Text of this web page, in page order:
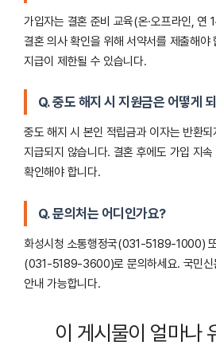
가입자는 결혼 준비 교육(온·오프라인, 연
결혼 의사 확인을 위해 서약서를 제출해야
지급이 제한될 수 있습니다.
Q. 중도 해지 시 지원금은 어떻게
중도 해지 시 본인 적립금과 이자는 반환
지급되지 않습니다. 결혼 후에도 가입 지
확인해야 합니다.
Q. 문의처는 어디인가요?
화성시청 소통행정국(031-5189-1000)
(031-5189-3600)로 문의하세요. 국민
안내 가능합니다.
이 게시물이 얼마나